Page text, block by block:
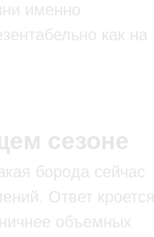
именно
как на
сезоне
борода сейчас
Ответ кроется
объемных